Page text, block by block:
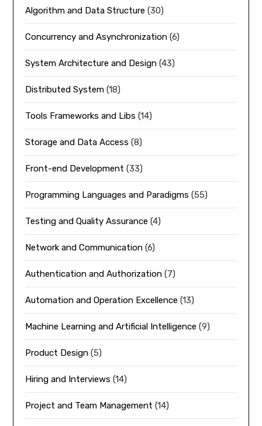
Algorithm and Data Structure (30)
Concurrency and Asynchronization (6)
System Architecture and Design (43)
Distributed System (18)
Tools Frameworks and Libs (14)
Storage and Data Access (8)
Front-end Development (33)
Programming Languages and Paradigms (55)
Testing and Quality Assurance (4)
Network and Communication (6)
Authentication and Authorization (7)
Automation and Operation Excellence (13)
Machine Learning and Artificial Intelligence (9)
Product Design (5)
Hiring and Interviews (14)
Project and Team Management (14)